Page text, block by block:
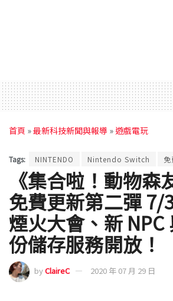
首頁 »最新科技新聞與報導 »遊戲電玩
Tags: NINTENDO Nintendo Switch
《集合啦！動物森
免費更新第二彈 7/
煙火大會、新 NPC
份儲存服務開放！
byClaireC 2020 年 07 月 29 日